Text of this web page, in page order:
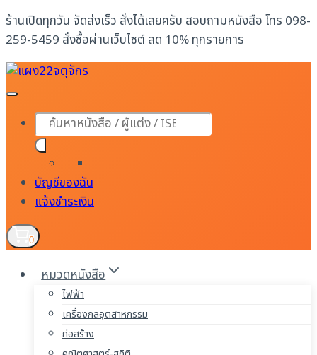
Skip
to
content
ร้านเปิดทุกวัน จัดส่งเร็ว สั่งได้เลยครับ สอบถามหนังสือ โทร 098-
259-5459 สั่งซื้อผ่านเว็บไซต์ ลด 10% ทุกรายการ
Products
search
บัญชีของฉัน
แจ้งชำระเงิน
0
หมวดหนังสือ
ไฟฟ้า
เครื่องกลอุตสาหกรรม
ก่อสร้าง